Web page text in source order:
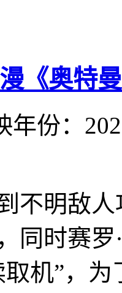
《奥特
年份：
明敌人
同时赛
机”，